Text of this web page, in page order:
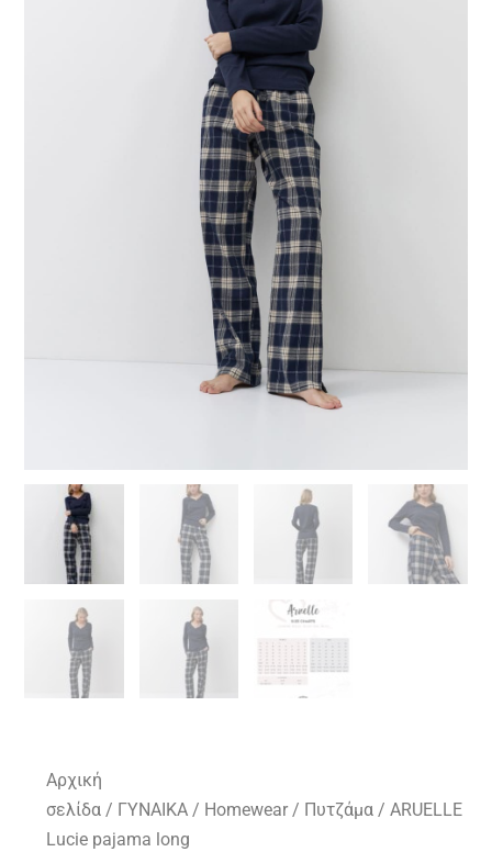
Αρχική
σελίδα / ΓΥΝΑΙΚΑ / Homewear / Πυτζάμα / ARUELLE
Lucie pajama long